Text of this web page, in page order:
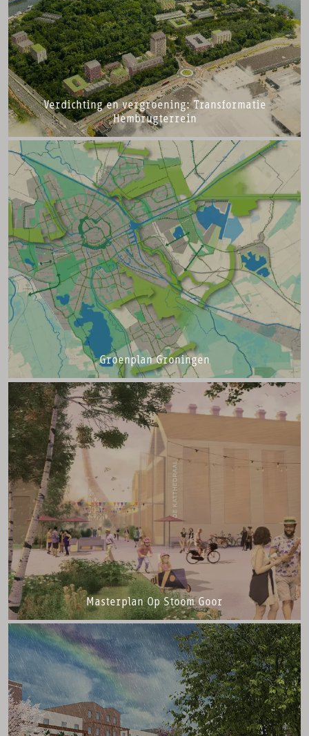
Verdichting en vergroening: Transformatie
Hembrugterrein
Groenplan Groningen
Masterplan Op Stoom Goor